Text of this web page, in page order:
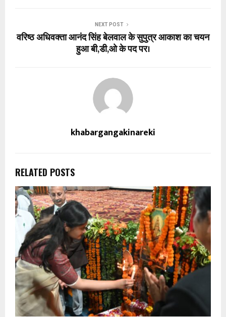
NEXT POST
वरिष्ठ अधिवक्ता आनंद सिंह बेलवाल के सुपुत्र आकाश का चयन
हुआ बी,डी,ओ के पद पर।
khabargangakinareki
RELATED POSTS